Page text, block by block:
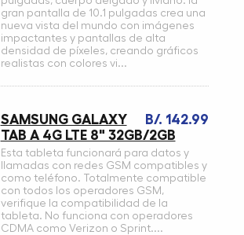
gran pantalla de 10.1 pulgadas crea una
nueva vista del mundo con imágenes
impactantes y pantallas de alta
densidad de píxeles, creando gráficos
realistas con colores vi...
B/. 142.99
SAMSUNG GALAXY
TAB A 4G LTE 8" 32GB/2GB
Esta tableta funcionará para datos y
llamadas con redes GSM compatibles y
como teléfono. Totalmente compatible
con todos los operadores GSM,
verifique la compatibilidad de la
tableta. No funciona con operadores
CDMA como Verizon o Sprint....